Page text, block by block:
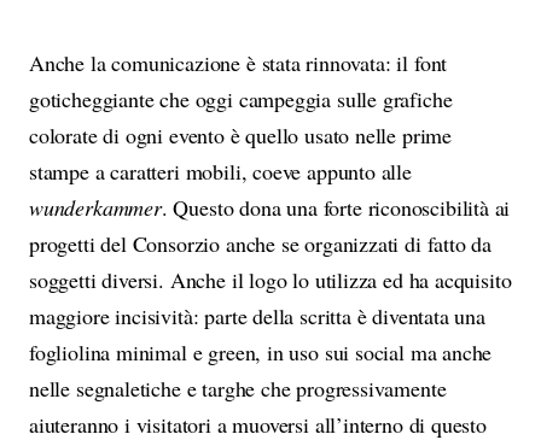
Anche la comunicazione è stata rinnovata: il font
goticheggiante che oggi campeggia sulle grafiche
colorate di ogni evento è quello usato nelle prime
stampe a caratteri mobili, coeve appunto alle
wunderkammer. Questo dona una forte riconoscibilità ai
progetti del Consorzio anche se organizzati di fatto da
soggetti diversi. Anche il logo lo utilizza ed ha acquisito
maggiore incisività: parte della scritta è diventata una
fogliolina minimal e green, in uso sui social ma anche
nelle segnaletiche e targhe che progressivamente
aiuteranno i visitatori a muoversi all’interno di questo